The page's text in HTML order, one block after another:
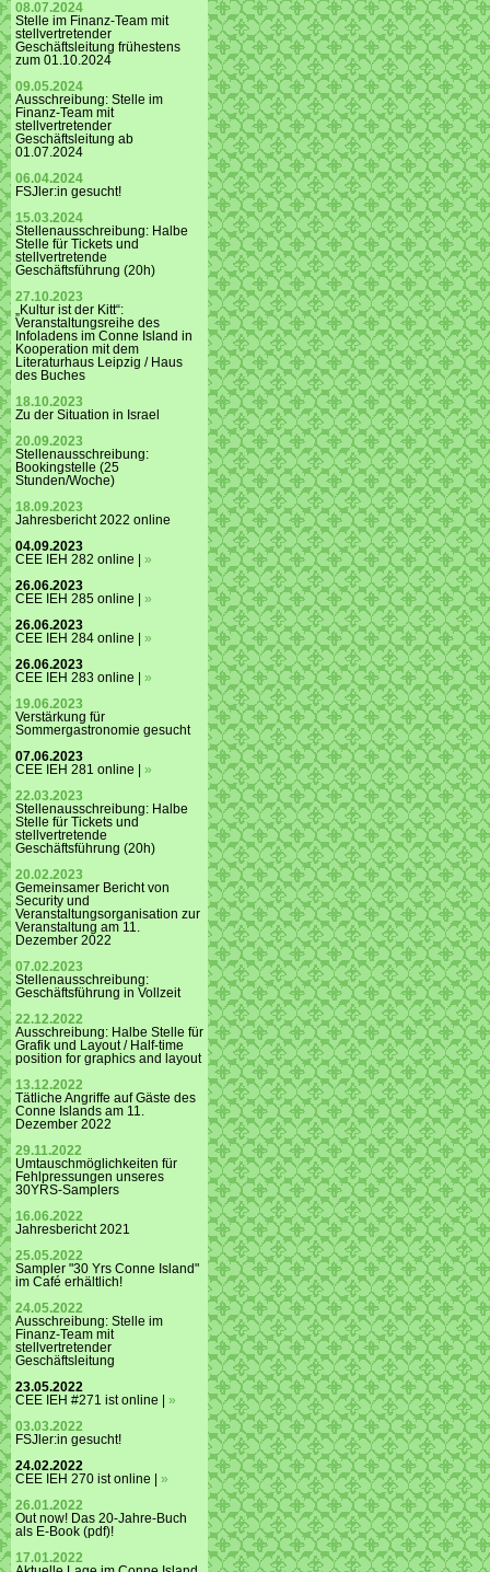
08.07.2024
Stelle im Finanz-Team mit
stellvertretender
Geschäftsleitung frühestens
zum 01.10.2024
09.05.2024
Ausschreibung: Stelle im
Finanz-Team mit
stellvertretender
Geschäftsleitung ab
01.07.2024
06.04.2024
FSJler:in gesucht!
15.03.2024
Stellenausschreibung: Halbe
Stelle für Tickets und
stellvertretende
Geschäftsführung (20h)
27.10.2023
„Kultur ist der Kitt“:
Veranstaltungsreihe des
Infoladens im Conne Island in
Kooperation mit dem
Literaturhaus Leipzig / Haus
des Buches
18.10.2023
Zu der Situation in Israel
20.09.2023
Stellenausschreibung:
Bookingstelle (25
Stunden/Woche)
18.09.2023
Jahresbericht 2022 online
04.09.2023
CEE IEH 282 online | »
26.06.2023
CEE IEH 285 online | »
26.06.2023
CEE IEH 284 online | »
26.06.2023
CEE IEH 283 online | »
19.06.2023
Verstärkung für
Sommergastronomie gesucht
07.06.2023
CEE IEH 281 online | »
22.03.2023
Stellenausschreibung: Halbe
Stelle für Tickets und
stellvertretende
Geschäftsführung (20h)
20.02.2023
Gemeinsamer Bericht von
Security und
Veranstaltungsorganisation zur
Veranstaltung am 11.
Dezember 2022
07.02.2023
Stellenausschreibung:
Geschäftsführung in Vollzeit
22.12.2022
Ausschreibung: Halbe Stelle für
Grafik und Layout / Half-time
position for graphics and layout
13.12.2022
Tätliche Angriffe auf Gäste des
Conne Islands am 11.
Dezember 2022
29.11.2022
Umtauschmöglichkeiten für
Fehlpressungen unseres
30YRS-Samplers
16.06.2022
Jahresbericht 2021
25.05.2022
Sampler "30 Yrs Conne Island"
im Café erhältlich!
24.05.2022
Ausschreibung: Stelle im
Finanz-Team mit
stellvertretender
Geschäftsleitung
23.05.2022
CEE IEH #271 ist online | »
03.03.2022
FSJler:in gesucht!
24.02.2022
CEE IEH 270 ist online | »
26.01.2022
Out now! Das 20-Jahre-Buch
als E-Book (pdf)!
17.01.2022